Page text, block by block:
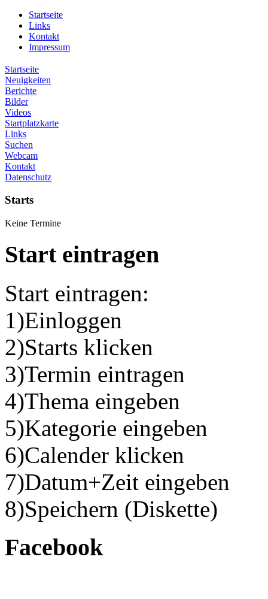
Startseite
Links
Kontakt
Impressum
Startseite
Neuigkeiten
Berichte
Bilder
Videos
Startplatzkarte
Links
Suchen
Webcam
Kontakt
Datenschutz
Starts
Keine Termine
Start eintragen
Start eintragen:
1)Einloggen
2)Starts klicken
3)Termin eintragen
4)Thema eingeben
5)Kategorie eingeben
6)Calender klicken
7)Datum+Zeit eingeben
8)Speichern (Diskette)
Facebook